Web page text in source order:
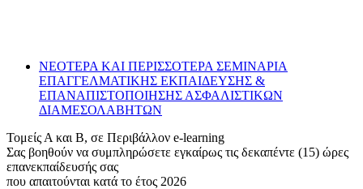
ΝΕΟΤΕΡΑ ΚΑΙ ΠΕΡΙΣΣΟΤΕΡΑ ΣΕΜΙΝΑΡΙΑ
ΕΠΑΓΓΕΛΜΑΤΙΚΗΣ ΕΚΠΑΙΔΕΥΣΗΣ &
ΕΠΑΝΑΠΙΣΤΟΠΟΙΗΣΗΣ ΑΣΦΑΛΙΣΤΙΚΩΝ
ΔΙΑΜΕΣΟΛΑΒΗΤΩΝ
Τομείς Α και Β, σε Περιβάλλον e-learning
Σας βοηθούν να συμπληρώσετε εγκαίρως τις δεκαπέντε (15) ώρες
επανεκπαίδευσής σας
που απαιτούνται κατά το έτος 2026